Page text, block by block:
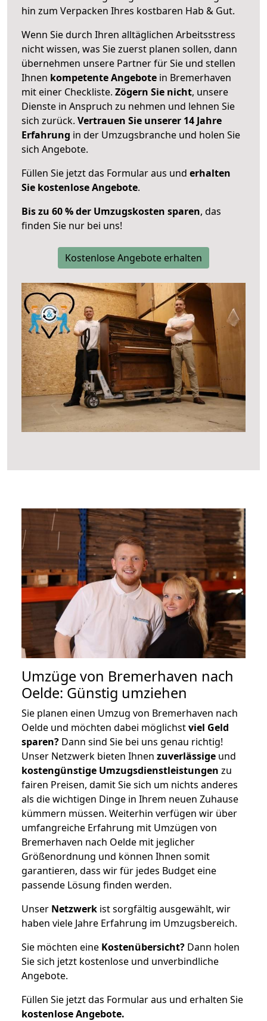
hin zum Verpacken Ihres kostbaren Hab & Gut.
Wenn Sie durch Ihren alltäglichen Arbeitsstress
nicht wissen, was Sie zuerst planen sollen, dann
übernehmen unsere Partner für Sie und stellen
Ihnen kompetente Angebote in Bremerhaven
mit einer Checkliste. Zögern Sie nicht, unsere
Dienste in Anspruch zu nehmen und lehnen Sie
sich zurück. Vertrauen Sie unserer 14 Jahre
Erfahrung in der Umzugsbranche und holen Sie
sich Angebote.
Füllen Sie jetzt das Formular aus und erhalten
Sie kostenlose Angebote.
Bis zu 60 % der Umzugskosten sparen, das
finden Sie nur bei uns!
Kostenlose Angebote erhalten
Umzüge von Bremerhaven nach
Oelde: Günstig umziehen
Sie planen einen Umzug von Bremerhaven nach
Oelde und möchten dabei möglichstviel Geld
sparen? Dann sind Sie bei uns genau richtig!
Unser Netzwerk bieten Ihnen zuverlässige und
kostengünstige Umzugsdienstleistungen zu
fairen Preisen, damit Sie sich um nichts anderes
als die wichtigen Dinge in Ihrem neuen Zuhause
kümmern müssen. Weiterhin verfügen wir über
umfangreiche Erfahrung mit Umzügen von
Bremerhaven nach Oelde mit jeglicher
Größenordnung und können Ihnen somit
garantieren, dass wir für jedes Budget eine
passende Lösung finden werden.
Unser Netzwerk ist sorgfältig ausgewählt, wir
haben viele Jahre Erfahrung im Umzugsbereich.
Sie möchten eine Kostenübersicht? Dann holen
Sie sich jetzt kostenlose und unverbindliche
Angebote.
Füllen Sie jetzt das Formular aus und erhalten Sie
kostenloseAngebote.